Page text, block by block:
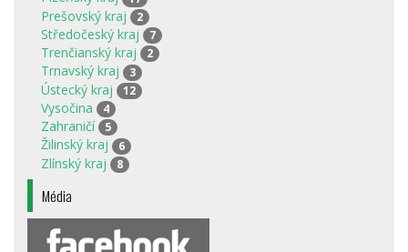
Prešovský kraj 2
Středočeský kraj 7
Trenčianský kraj 2
Trnavský kraj 3
Ústecký kraj 12
Vysočina 4
Zahraničí 5
Žilinský kraj 6
Zlínský kraj 8
Média